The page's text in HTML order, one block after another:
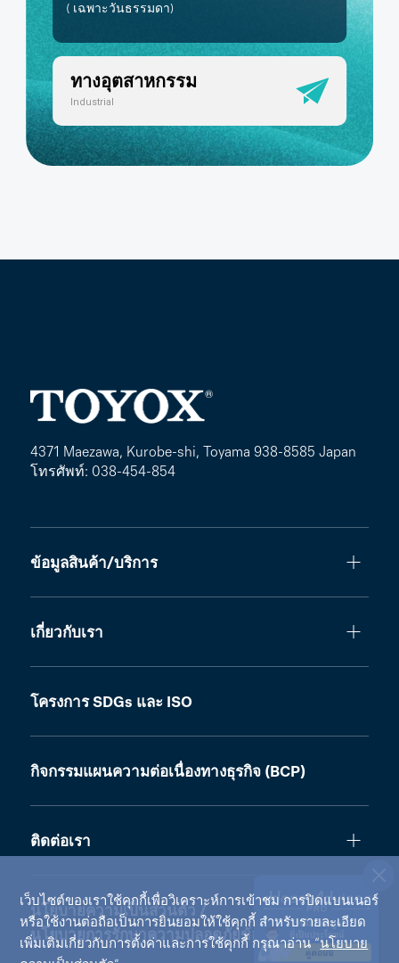
เว็บไซต์ของเราใช้คุกกี้เพื่อวิเคราะห์การเข้าชม การปิดแบนเนอร์
หรือใช้งานต่อถือเป็นการยินยอมให้ใช้คุกกี้ สำหรับรายละเอียด
เพิ่มเติมเกี่ยวกับการตั้งค่าและการใช้คุกกี้ กรุณาอ่าน “นโยบาย
( เฉพาะวันธรรมดา)
ทางอุตสาหกรรม
Industrial
4371 Maezawa, Kurobe-shi, Toyama 938-8585 Japan
โทรศัพท์: 038-454-854
ข้อมูลสินค้า/บริการ
เกี่ยวกับเรา
โครงการ SDGs และ ISO
กิจกรรมแผนความต่อเนื่องทางธุรกิจ (BCP)
ติดต่อเรา
นโยบายความเป็นส่วนตัว /
นโยบายการรักษาความปลอดภัยข้อมูล